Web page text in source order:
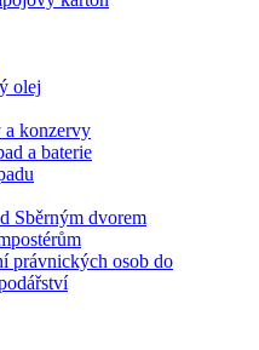
olej
a konzervy
a baterie
Sběrným dvorem
právnických osob do